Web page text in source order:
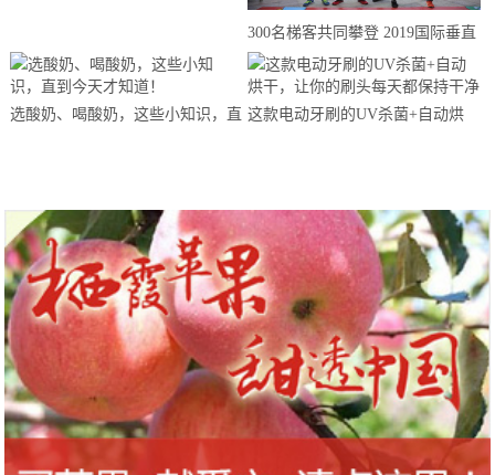
300名梯客共同攀登 2019国际垂直
马拉松超级精英赛顺德海骏达中心
站欢乐开跑
选酸奶、喝酸奶，这些小知识，直 这款电动牙刷的UV杀菌+自动烘